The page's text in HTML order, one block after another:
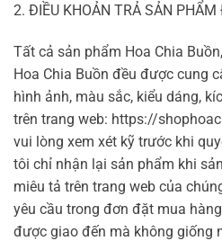
2. ĐIỀU KHOẢN TRẢ SẢN PHẨM
Tất cả sản phẩm Hoa Chia
Hoa Chia Buồn đều được cung
hình ảnh, màu sắc, kiểu dáng,
trên trang web: https://
vui lòng xem xét kỹ trước khi
tôi chỉ nhận lại sản phẩm khi
miêu tả trên trang web của
yêu cầu trong đơn đặt mua
được giao đến mà không giống